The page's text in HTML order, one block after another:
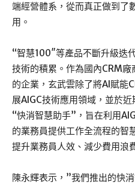
端經營體系，從而真正做到了
用。
“智慧100″等產品不斷升級迭
技術的積累。作為國內CRM
的企業，玄武雲除了將AI賦能
展AIGC技術應用領域，並於
“快消智慧助手”，旨在利用
的業務員提供工作全流程的智
提升業務員人效、減少費用浪
陳永輝表示，”我們推出的快